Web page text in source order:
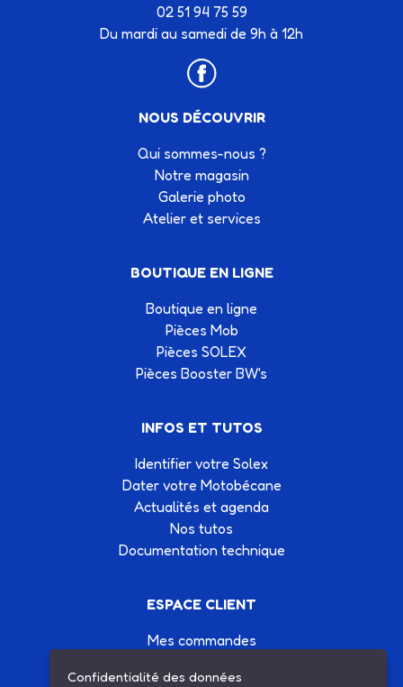
02 51 94 75 59
Du mardi au samedi de 9h à 12h
NOUS DÉCOUVRIR
Qui sommes-nous ?
Notre magasin
Galerie photo
Atelier et services
BOUTIQUE EN LIGNE
Boutique en ligne
Pièces Mob
Pièces SOLEX
Pièces Booster BW's
INFOS ET TUTOS
Identifier votre Solex
Dater votre Motobécane
Actualités et agenda
Nos tutos
Documentation technique
ESPACE CLIENT
Mes commandes
Mes listes d'achats
Confidentialité des données